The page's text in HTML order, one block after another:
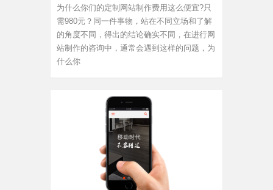
为什么你们的定制网站制作费用这么便宜?只
需980元？同一件事物，站在不同立场和了解
的角度不同，得出的结论确实不同，在进行网
站制作的咨询中，通常会遇到这样的问题，为
什么你